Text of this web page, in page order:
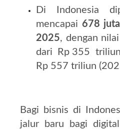
Di Indonesia
mencapai 678
2025, dengan
dari Rp 355
Rp 557 triliun
Bagi bisnis di
jalur baru bagi